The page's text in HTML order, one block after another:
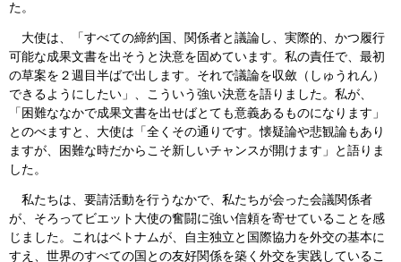
た。
大使は、「すべての締約国、関係者と議論し、実際的、かつ履行
可能な成果文書を出そうと決意を固めています。私の責任で、最初
の草案を２週目半ばで出します。それで議論を収斂（しゅうれん）
できるようにしたい」、こういう強い決意を語りました。私が、
「困難ななかで成果文書を出せばとても意義あるものになります」
とのべますと、大使は「全くその通りです。懐疑論や悲観論もあり
ますが、困難な時だからこそ新しいチャンスが開けます」と語りま
した。
私たちは、要請活動を行うなかで、私たちが会った会議関係者
が、そろってビエット大使の奮闘に強い信頼を寄せていることを感
じました。これはベトナムが、自主独立と国際協力を外交の基本に
すえ、世界のすべての国との友好関係を築く外交を実践しているこ